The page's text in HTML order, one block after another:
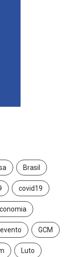
Brasil
covid19
evento GCM
Luto